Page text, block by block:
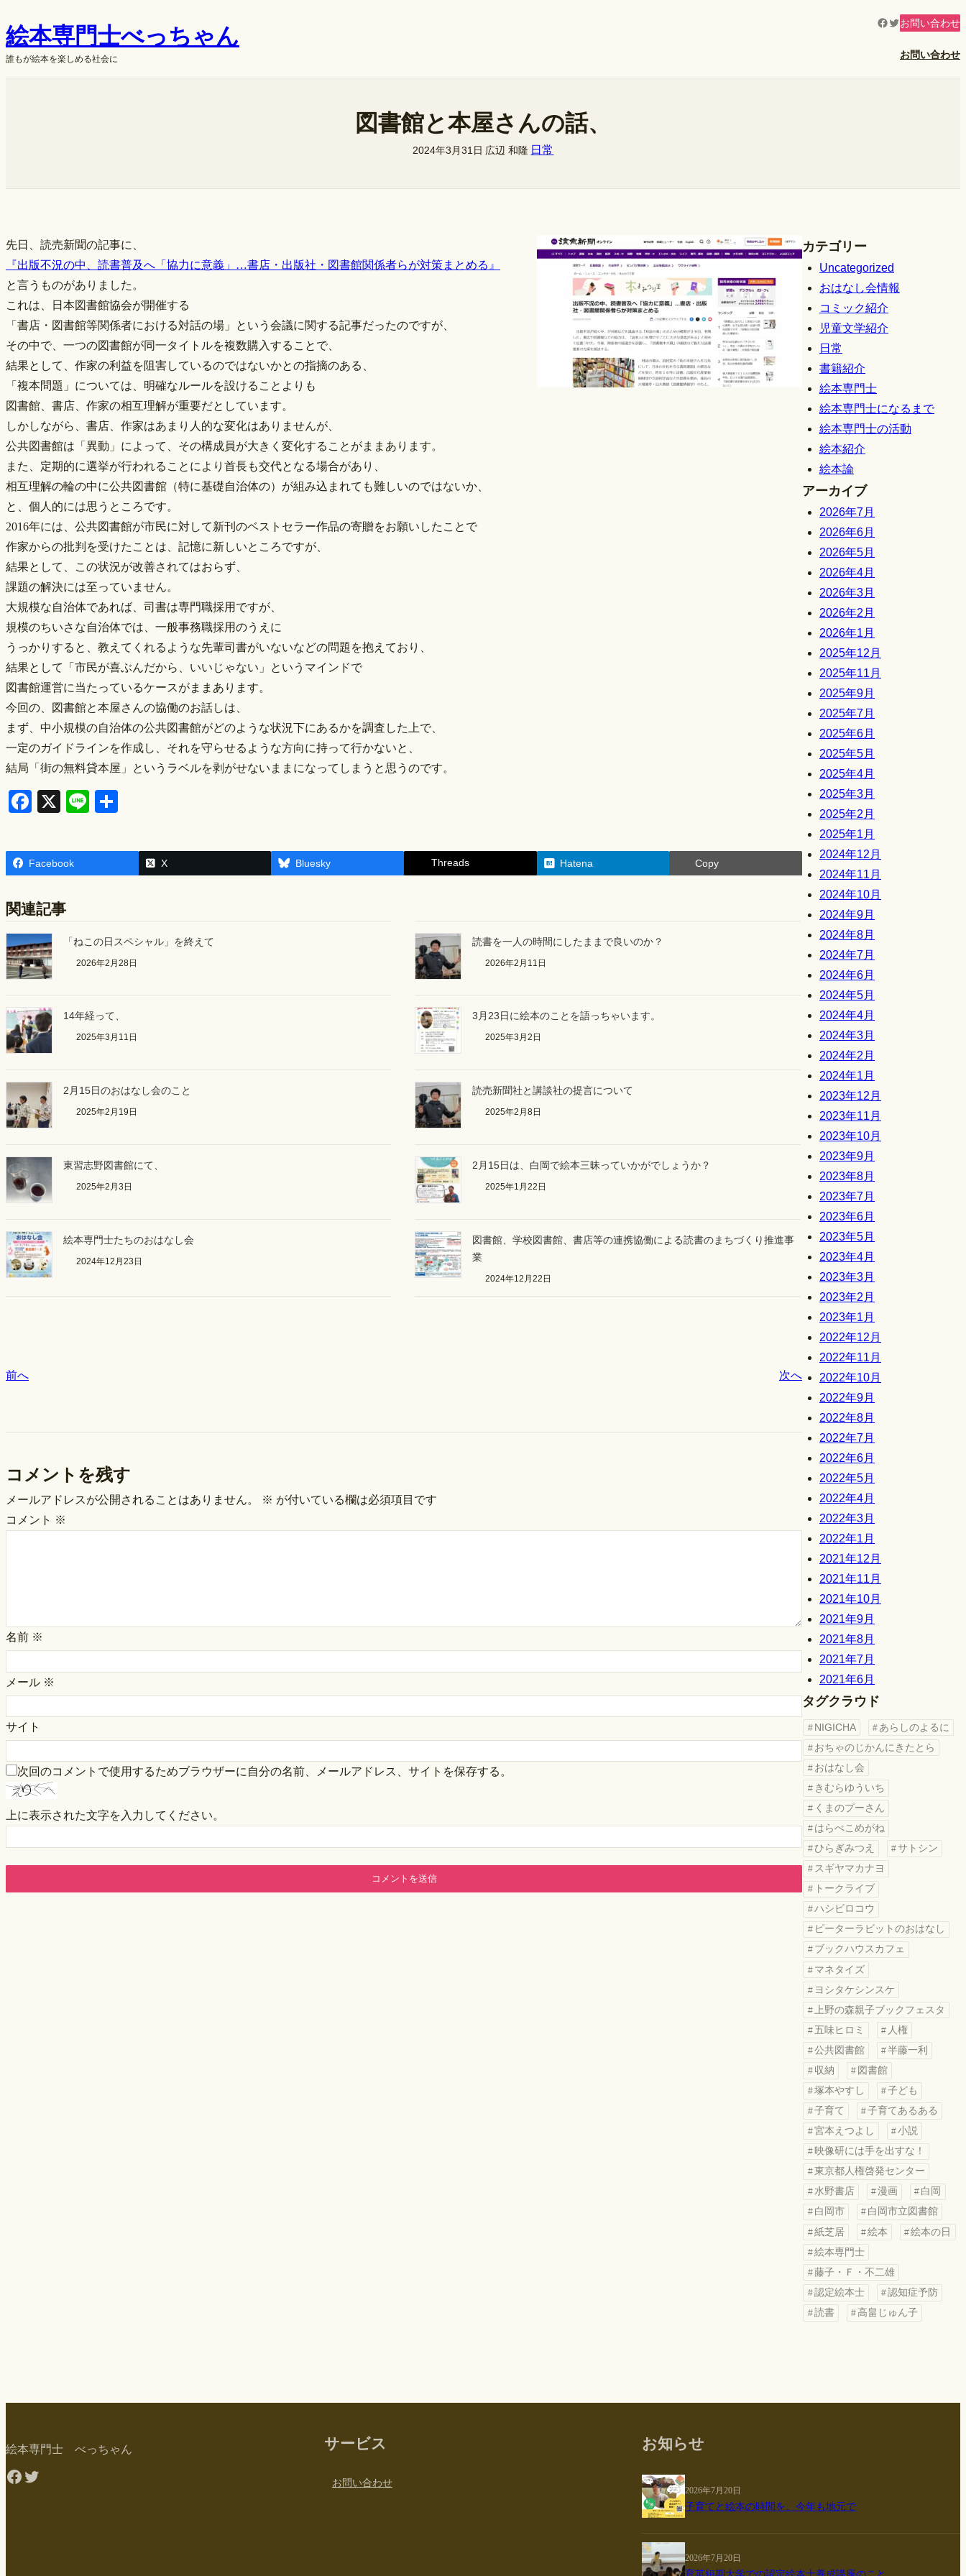
容
を
ス
絵本専門士べっちゃん
誰もが絵本を楽しめる社会に
Facebook
Twitter
お問い合わせ
お問い合わせ
図書館と本屋さんの話、
2024年3月31日 広辺 和隆 日常
先日、読売新聞の記事に、
『出版不況の中、読書普及へ「協力に意義」…書店・出版社・図書館関係者らが対策まとめる』
と言うものがありました。
これは、日本図書館協会が開催する
「書店・図書館等関係者における対話の場」という会議に関する記事だったのですが、
その中で、一つの図書館が同一タイトルを複数購入することで、
結果として、作家の利益を阻害しているのではないかとの指摘のある、
「複本問題」については、明確なルールを設けることよりも
図書館、書店、作家の相互理解が重要だとしています。
しかしながら、書店、作家はあまり人的な変化はありませんが、
公共図書館は「異動」によって、その構成員が大きく変化することがままあります。
また、定期的に選挙が行われることにより首長も交代となる場合があり、
相互理解の輪の中に公共図書館（特に基礎自治体の）が組み込まれても難しいのではないか、
と、個人的には思うところです。
2016年には、公共図書館が市民に対して新刊のベストセラー作品の寄贈をお願いしたことで
作家からの批判を受けたことは、記憶に新しいところですが、
結果として、この状況が改善されてはおらず、
課題の解決には至っていません。
大規模な自治体であれば、司書は専門職採用ですが、
規模のちいさな自治体では、一般事務職採用のうえに
うっかりすると、教えてくれるような先輩司書がいないなどの問題を抱えており、
結果として「市民が喜ぶんだから、いいじゃない」というマインドで
図書館運営に当たっているケースがままあります。
今回の、図書館と本屋さんの協働のお話しは、
まず、中小規模の自治体の公共図書館がどのような状況下にあるかを調査した上で、
一定のガイドラインを作成し、それを守らせるような方向に持って行かないと、
結局「街の無料貸本屋」というラベルを剥がせないままになってしまうと思うのです。
F
c
e
o
o
k
X
Li
e
ar
e
Facebook X Bluesky Threads Hatena Copy
関連記事
「ねこの日スペシャル」を終えて
2026年2月28日
読書を一人の時間にしたままで良いのか？
2026年2月11日
14年経って、
2025年3月11日
3月23日に絵本のことを語っちゃいます。
2025年3月2日
2月15日のおはなし会のこと
2025年2月19日
読売新聞社と講談社の提言について
2025年2月8日
東習志野図書館にて、
2025年2月3日
2月15日は、白岡で絵本三昧っていかがでしょうか？
2025年1月22日
絵本専門士たちのおはなし会
2024年12月23日
図書館、学校図書館、書店等の連携協働による読書のまちづくり推進事
業
2024年12月22日
前へ 次へ
コメントを残す
メールアドレスが公開されることはありません。 ※ が付いている欄は必須項目です
コメント ※
名前 ※
メール ※
サイト
次回のコメントで使用するためブラウザーに自分の名前、メールアドレス、サイトを保存する。
上に表示された文字を入力してください。
カテゴリー
Uncategorized
おはなし会情報
コミック紹介
児童文学紹介
日常
書籍紹介
絵本専門士
絵本専門士になるまで
絵本専門士の活動
絵本紹介
絵本論
アーカイブ
2026年7月
2026年6月
2026年5月
2026年4月
2026年3月
2026年2月
2026年1月
2025年12月
2025年11月
2025年9月
2025年7月
2025年6月
2025年5月
2025年4月
2025年3月
2025年2月
2025年1月
2024年12月
2024年11月
2024年10月
2024年9月
2024年8月
2024年7月
2024年6月
2024年5月
2024年4月
2024年3月
2024年2月
2024年1月
2023年12月
2023年11月
2023年10月
2023年9月
2023年8月
2023年7月
2023年6月
2023年5月
2023年4月
2023年3月
2023年2月
2023年1月
2022年12月
2022年11月
2022年10月
2022年9月
2022年8月
2022年7月
2022年6月
2022年5月
2022年4月
2022年3月
2022年1月
2021年12月
2021年11月
2021年10月
2021年9月
2021年8月
2021年7月
2021年6月
タグクラウド
NIGICHA
あらしのよるに
おちゃのじかんにきたとら
おはなし会
きむらゆういち
くまのプーさん
はらぺこめがね
ひらぎみつえ
サトシン
スギヤマカナヨ
トークライブ
ハシビロコウ
ピーターラビットのおはなし
ブックハウスカフェ
マネタイズ
ヨシタケシンスケ
上野の森親子ブックフェスタ
五味ヒロミ
人権
公共図書館
半藤一利
収納
図書館
塚本やすし
子ども
子育て
子育てあるある
宮本えつよし
小説
映像研には手を出すな！
東京都人権啓発センター
水野書店
漫画
白岡
白岡市
白岡市立図書館
紙芝居
絵本
絵本の日
絵本専門士
藤子・Ｆ・不二雄
認定絵本士
認知症予防
読書
高畠じゅん子
絵本専門士 べっちゃん
Facebook
Twitter
サービス
お問い合わせ
お知らせ
2026年7月20日
子育てと絵本の時間を、今年も地元で
2026年7月20日